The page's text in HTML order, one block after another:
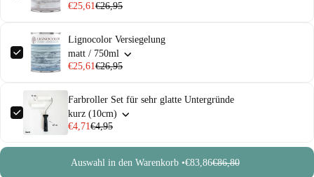
€25,61€26,95
Lignocolor Versiegelung
matt / 750ml
€25,61€26,95
Farbroller Set für sehr glatte Untergründe
kurz (10cm)
€4,71€4,95
Auswahl in den Warenkorb •€83,86€86,80